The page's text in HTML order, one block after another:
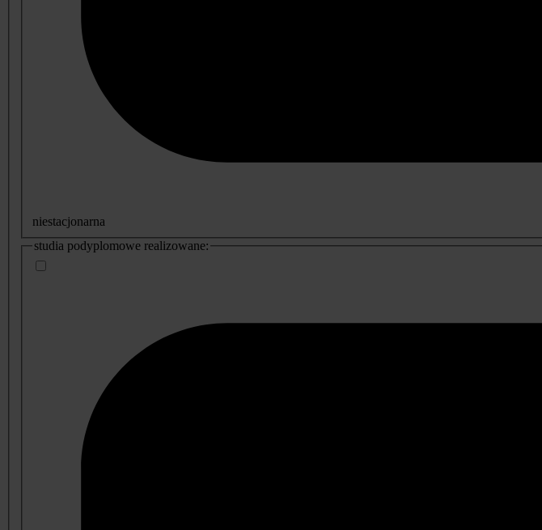
niestacjonarna
studia podyplomowe realizowane: